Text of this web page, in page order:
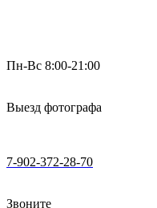
Пн-Вс 8:00-21:00
Выезд фотографа
7-902-372-28-70
Звоните